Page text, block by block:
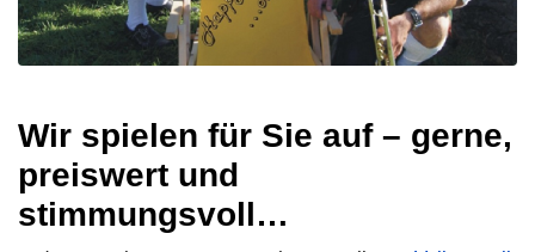
Wir spielen für Sie auf – gerne,
preiswert und
stimmungsvoll…